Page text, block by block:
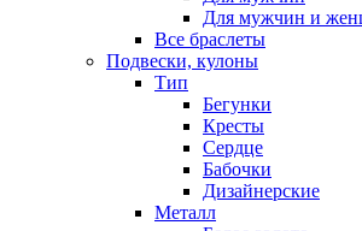
Для мужчин и
Все браслеты
Подвески, кулоны
Тип
Бегунки
Кресты
Сердце
Бабочки
Дизайнерские
Металл